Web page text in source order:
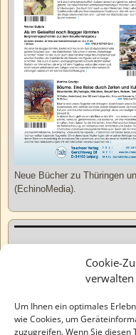
Cookie-
verwalten
Um Ihnen ein optimales
wie Cookies, um
zuzugreifen. Wenn Sie
Neue Bücher zu Thüringen
(EchinoMedia).